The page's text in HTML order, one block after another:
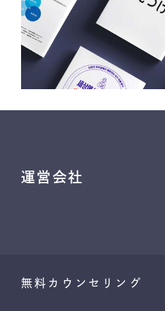
運営会社
無料カウンセリング